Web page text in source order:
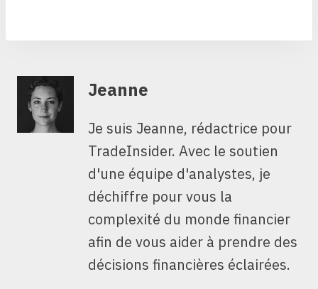
Jeanne
Je suis Jeanne, rédactrice pour
TradeInsider. Avec le soutien
d'une équipe d'analystes, je
déchiffre pour vous la
complexité du monde financier
afin de vous aider à prendre des
décisions financières éclairées.